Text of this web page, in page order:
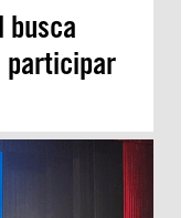
busca
participar